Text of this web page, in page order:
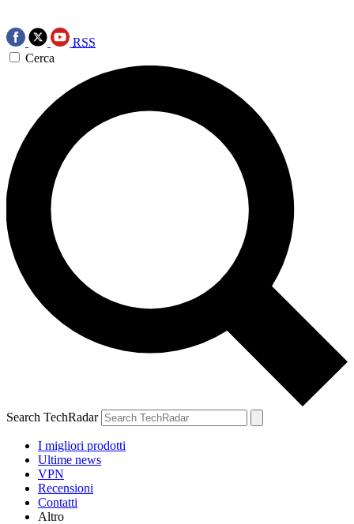
RSS
Cerca
Search TechRadar
I migliori prodotti
Ultime news
VPN
Recensioni
Contatti
Altro